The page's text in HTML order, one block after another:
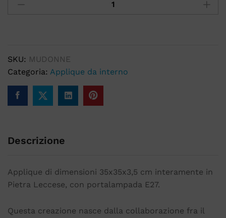
SKU: MUDONNE
Categoria: Applique da interno
Descrizione
Applique di dimensioni 35x35x3,5 cm interamente in
Pietra Leccese, con portalampada E27.
Questa creazione nasce dalla collaborazione fra il